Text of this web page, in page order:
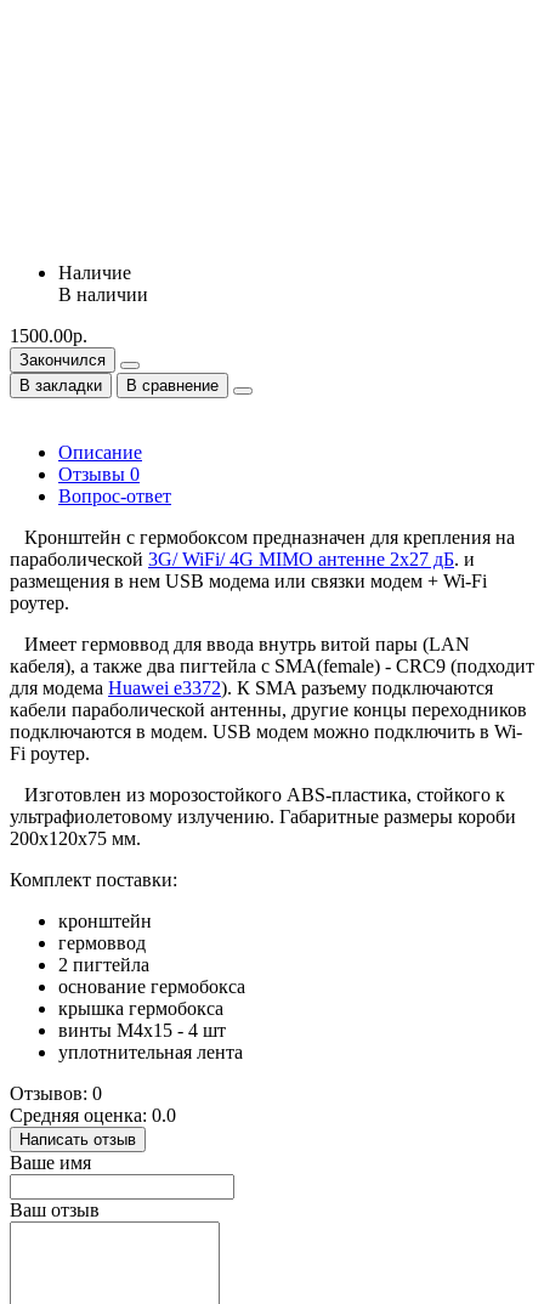
Наличие
В наличии
1500.00р.
Закончился
В закладки
В сравнение
Описание
Отзывы 0
Вопрос-ответ
Кронштейн с гермобоксом предназначен для крепления на
параболической 3G/ WiFi/ 4G MIMO антенне 2х27 дБ. и
размещения в нем USB модема или связки модем + Wi-Fi
роутер.
Имеет гермоввод для ввода внутрь витой пары (LAN
кабеля), а также два пигтейла с SMA(female) - CRC9 (подходит
для модема Huawei e3372). К SMA разъему подключаются
кабели параболической антенны, другие концы переходников
подключаются в модем. USB модем можно подключить в Wi-
Fi роутер.
Изготовлен из морозостойкого ABS-пластика, стойкого к
ультрафиолетовому излучению. Габаритные размеры короби
200х120х75 мм.
Комплект поставки:
кронштейн
гермоввод
2 пигтейла
основание гермобокса
крышка гермобокса
винты М4х15 - 4 шт
уплотнительная лента
Отзывов: 0
Средняя оценка: 0.0
Написать отзыв
Ваше имя
Ваш отзыв